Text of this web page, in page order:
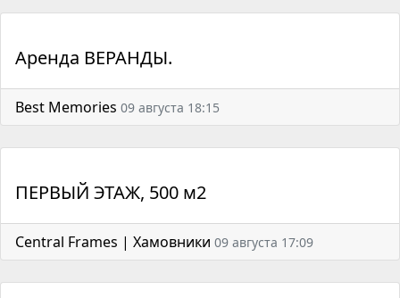
Аренда ВЕРАНДЫ.
Best Memories 09 августа 18:15
ПЕРВЫЙ ЭТАЖ, 500 м2
Central Frames | Хамовники 09 августа 17:09